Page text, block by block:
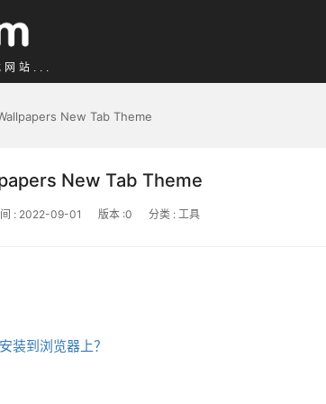
网站...
New Tab Theme
New Tab Theme
: 2022-09-01 版本 :0 分类 : 工具
装到浏览器上？